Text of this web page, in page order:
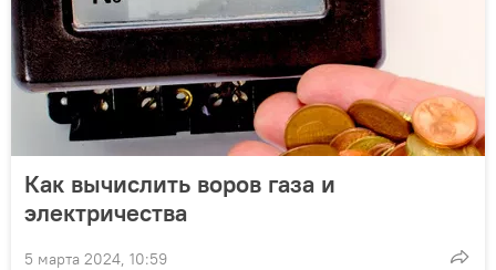
Как вычислить воров газа и
электричества
5 марта 2024, 10:59